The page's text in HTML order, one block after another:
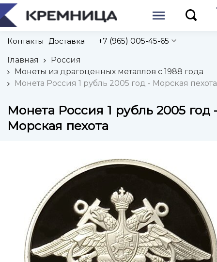
Контакты Доставка +7 (965) 005-45-65
Главная
Россия
Монеты из драгоценных металлов с 1988 года
Монета Россия 1 рубль 2005 год - Морская пехота
Монета Россия 1 рубль 2005 год
Морская пехота